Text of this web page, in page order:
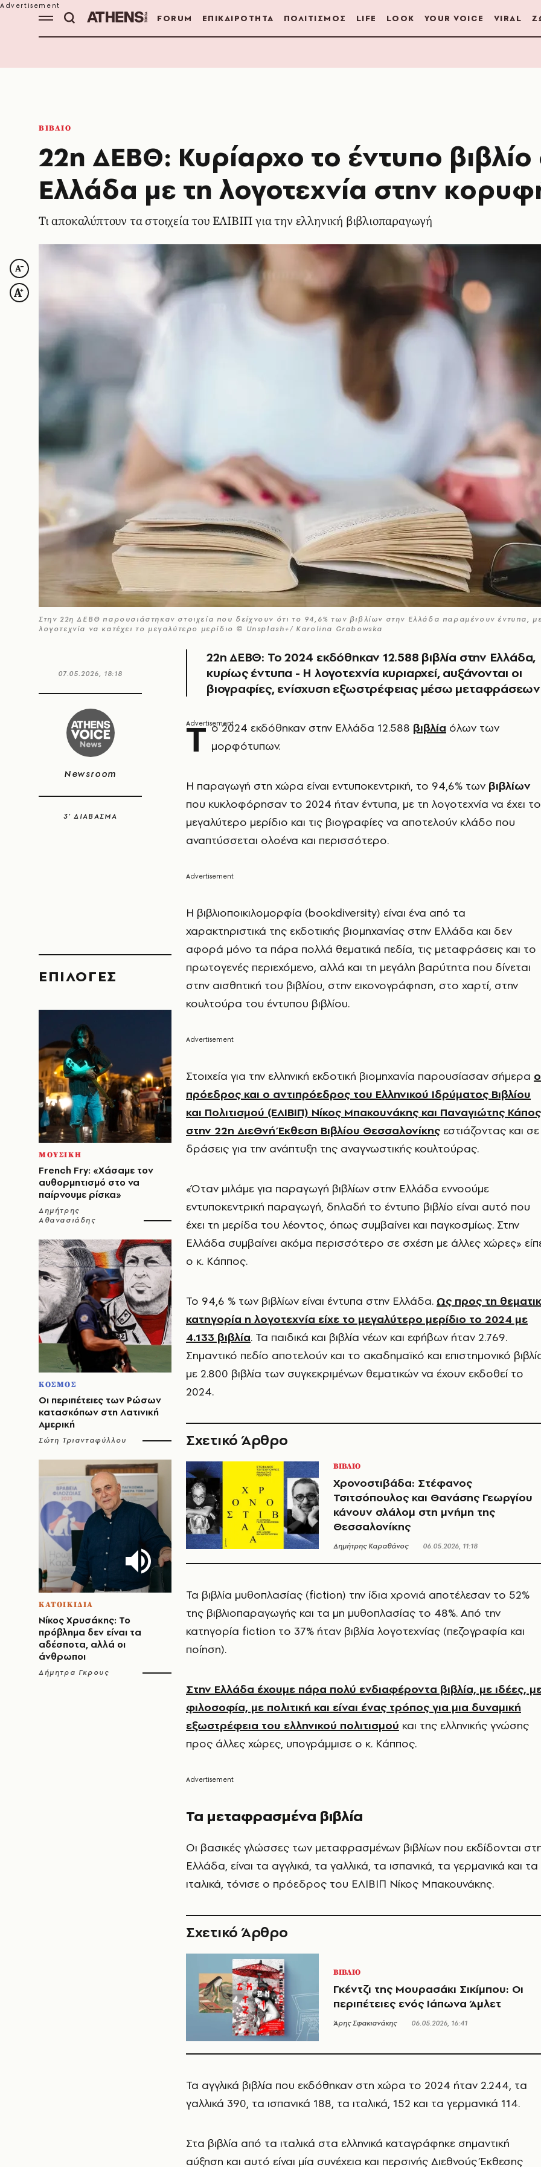
FORUM ΕΠΙΚΑΙΡΟΤΗΤΑ ΠΟΛΙΤΙΣΜΟΣ LIFE LOOK YOUR VOICE VIRAL
ΒΙΒΛΙΟ
22η ΔΕΒΘ: Κυρίαρχο το έντυπο βιβλίο
Ελλάδα με τη λογοτεχνία στην
Τι αποκαλύπτουν τα στοιχεία του ΕΛΙΒΙΠ για την ελληνική βιβλιοπαραγωγή
Στην 22η ΔΕΒΘ παρουσιάστηκαν στοιχεία που δείχνουν ότι το 94,6% των βιβλίων στην Ελλάδα παραμένουν έντυπα,
λογοτεχνία να κατέχει το μεγαλύτερο μερίδιο © Unsplash+/ Karolina Grabowska
07.05.2026, 18:18
Newsroom
3’ ΔΙΑΒΑΣΜΑ
EΠΙΛΟΓΈΣ
ΜΟΥΣΙΚΗ
French Fry: «Χάσαμε τον
αυθορμητισμό στο να
παίρνουμε ρίσκα»
Δημήτρης
Αθανασιάδης
ΚΟΣΜΟΣ
Οι περιπέτειες των Ρώσων
κατασκόπων στη Λατινική
Αμερική
Σώτη Τριανταφύλλου
ΚΑΤΟΙΚΙΔΙΑ
Νίκος Χρυσάκης: Το
πρόβλημα δεν είναι τα
αδέσποτα, αλλά οι
άνθρωποι
Δήμητρα Γκρους
22η ΔΕΒΘ: Το 2024 εκδόθηκαν 12.588 βιβλία στην Ελλάδα,
κυρίως έντυπα - Η λογοτεχνία κυριαρχεί, αυξάνονται οι
βιογραφίες, ενίσχυση εξωστρέφειας μέσω μεταφράσεων
Τ ο 2024 εκδόθηκαν στην Ελλάδα 12.588 βιβλία όλων των
μορφότυπων.
Η παραγωγή στη χώρα είναι εντυποκεντρική, το 94,6% των βιβλίων
που κυκλοφόρησαν το 2024 ήταν έντυπα, με τη λογοτεχνία να έχει το
μεγαλύτερο μερίδιο και τις βιογραφίες να αποτελούν κλάδο που
αναπτύσσεται ολοένα και περισσότερο.
Η βιβλιοποικιλομορφία (bookdiversity) είναι ένα από τα
χαρακτηριστικά της εκδοτικής βιομηχανίας στην Ελλάδα και δεν
αφορά μόνο τα πάρα πολλά θεματικά πεδία, τις μεταφράσεις και το
πρωτογενές περιεχόμενο, αλλά και τη μεγάλη βαρύτητα που δίνεται
στην αισθητική του βιβλίου, στην εικονογράφηση, στο χαρτί, στην
κουλτούρα του έντυπου βιβλίου.
Στοιχεία για την ελληνική εκδοτική βιομηχανία παρουσίασαν σήμερα ο
πρόεδρος και ο αντιπρόεδρος του Ελληνικού Ιδρύματος Βιβλίου
και Πολιτισμού (ΕΛΙΒΙΠ) Νίκος Μπακουνάκης και Παναγιώτης Κάπος
στην 22η ΔιεΘνή Έκθεση Βιβλίου Θεσσαλονίκης εστιάζοντας και σε
δράσεις για την ανάπτυξη της αναγνωστικής κουλτούρας.
«Όταν μιλάμε για παραγωγή βιβλίων στην Ελλάδα εννοούμε
εντυποκεντρική παραγωγή, δηλαδή το έντυπο βιβλίο είναι αυτό που
έχει τη μερίδα του λέοντος, όπως συμβαίνει και παγκοσμίως. Στην
Ελλάδα συμβαίνει ακόμα περισσότερο σε σχέση με άλλες χώρες»
ο κ. Κάππος.
Το 94,6 % των βιβλίων είναι έντυπα στην Ελλάδα. Ως προς τη
κατηγορία η λογοτεχνία είχε το μεγαλύτερο μερίδιο το 2024 με
4.133 βιβλία. Τα παιδικά και βιβλία νέων και εφήβων ήταν 2.769.
Σημαντικό πεδίο αποτελούν και το ακαδημαϊκό και επιστημονικό
με 2.800 βιβλία των συγκεκριμένων θεματικών να έχουν εκδοθεί το
2024.
Σχετικό Άρθρο
ΒΙΒΛΙΟ
Χρονοστιβάδα: Στέφανος
Τσιτσόπουλος και Θανάσης Γεωργίου
κάνουν σλάλομ στη μνήμη της
Θεσσαλονίκης
Δημήτρης Καραθάνος 06.05.2026, 11:18
Τα βιβλία μυθοπλασίας (fiction) την ίδια χρονιά αποτέλεσαν το 52%
της βιβλιοπαραγωγής και τα μη μυθοπλασίας το 48%. Από την
κατηγορία fiction το 37% ήταν βιβλία λογοτεχνίας (πεζογραφία και
ποίηση).
Στην Ελλάδα έχουμε πάρα πολύ ενδιαφέροντα βιβλία, με ιδέες,
φιλοσοφία, με πολιτική και είναι ένας τρόπος για μια δυναμική
εξωστρέφεια του ελληνικού πολιτισμού και της ελληνικής γνώσης
προς άλλες χώρες, υπογράμμισε ο κ. Κάππος.
Τα μεταφρασμένα βιβλία
Οι βασικές γλώσσες των μεταφρασμένων βιβλίων που εκδίδονται
Ελλάδα, είναι τα αγγλικά, τα γαλλικά, τα ισπανικά, τα γερμανικά και τα
ιταλικά, τόνισε ο πρόεδρος του ΕΛΙΒΙΠ Νίκος Μπακουνάκης.
Σχετικό Άρθρο
ΒΙΒΛΙΟ
Γκέντζι της Μουρασάκι Σικίμπου: Οι
περιπέτειες ενός Ιάπωνα Άμλετ
Άρης Σφακιανάκης 06.05.2026, 16:41
Τα αγγλικά βιβλία που εκδόθηκαν στη χώρα το 2024 ήταν 2.244, τα
γαλλικά 390, τα ισπανικά 188, τα ιταλικά, 152 και τα γερμανικά 114.
Στα βιβλία από τα ιταλικά στα ελληνικά καταγράφηκε σημαντική
αύξηση και αυτό είναι μία συνέχεια και περσινής Διεθνούς Έκθεσης